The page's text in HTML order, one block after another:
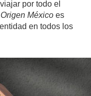
por todo el
Origen México es
en todos los